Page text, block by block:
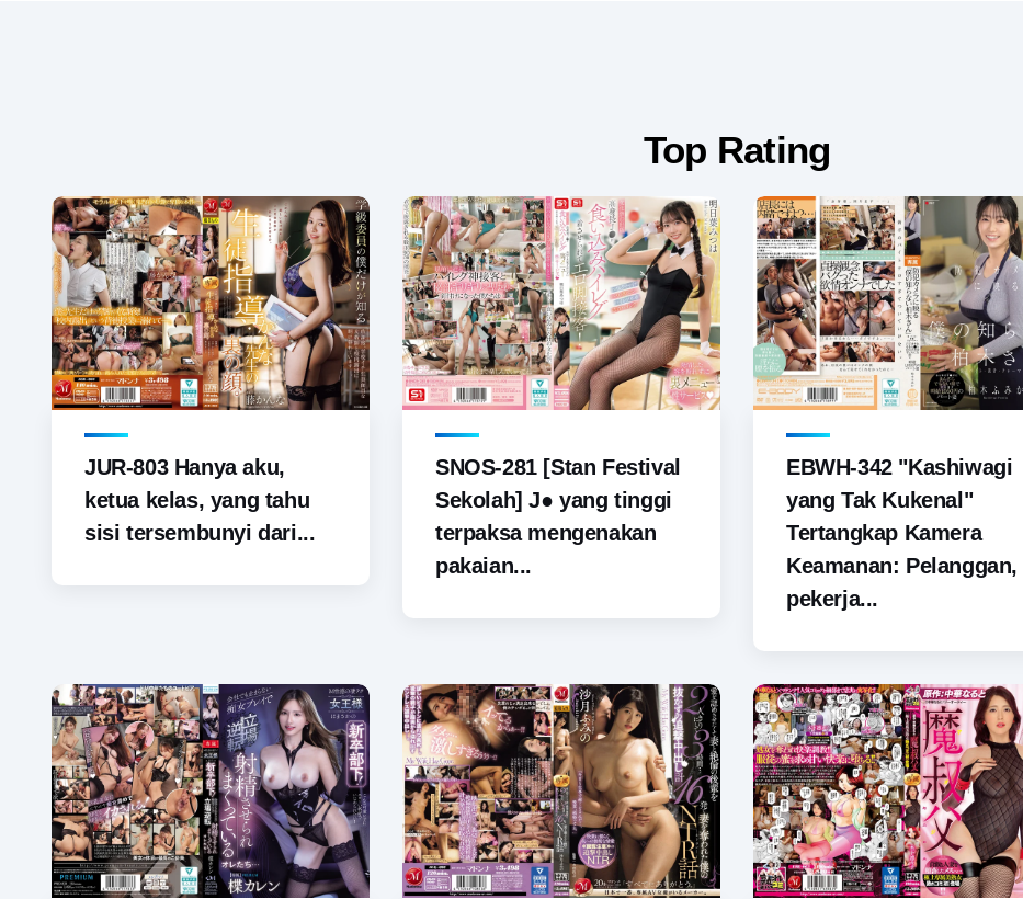
Top Rating
JUR-803 Hanya aku,
ketua kelas, yang tahu
sisi tersembunyi dari...
SNOS-281 [Stan Festival
Sekolah] J● yang tinggi
terpaksa mengenakan
pakaian...
EBWH-342 "Kashiwagi
yang Tak Kukenal"
Tertangkap Kamera
Keamanan: Pelanggan,
pekerja...